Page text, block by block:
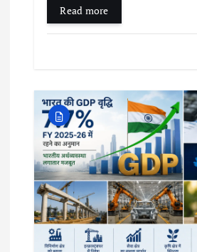
d
n
Read more